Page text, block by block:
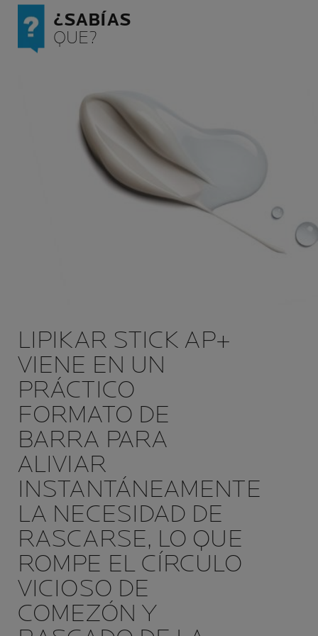
¿SABÍAS
QUE?
LIPIKAR STICK AP+
VIENE EN UN
PRÁCTICO
FORMATO DE
BARRA PARA
ALIVIAR
INSTANTÁNEAMENTE
LA NECESIDAD DE
RASCARSE, LO QUE
ROMPE EL CÍRCULO
VICIOSO DE
COMEZÓN Y